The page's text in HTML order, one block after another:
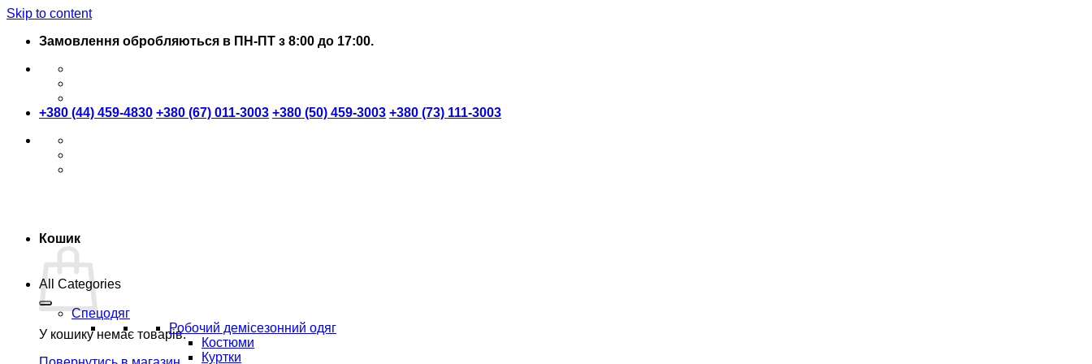
Skip to content
Замовлення обробляються в ПН-ПТ з 8:00 до 17:00.
+380 (44) 459-4830 +380 (67) 011-3003 +380 (50) 459-3003 +380 (73) 111-3003
Кошик
У кошику немає товарів.
All Categories
Спецодяг
Робочий демісезонний одяг
Костюми
Куртки